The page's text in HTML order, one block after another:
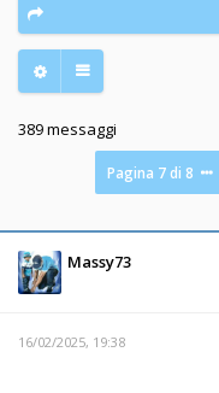
389 messaggi
Pagina 7di8
Massy73
16/02/2025, 19:38